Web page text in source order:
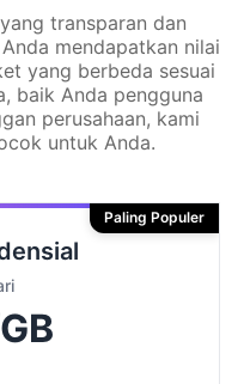
transparan dan
mendapatkan nilai
yang berbeda sesuai
baik Anda pengguna
perusahaan, kami
untuk Anda.
Paling Populer